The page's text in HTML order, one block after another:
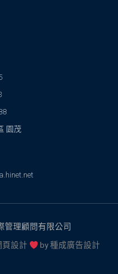
園茂
管理顧問有限公司
頁設計
by種成廣告設計